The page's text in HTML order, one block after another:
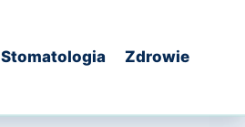
Stomatologia Zdrowie